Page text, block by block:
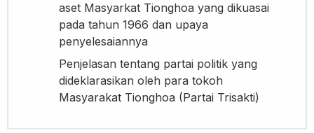
aset Masyarkat Tionghoa yang dikuasai
pada tahun 1966 dan upaya
penyelesaiannya
Penjelasan tentang partai politik yang
dideklarasikan oleh para tokoh
Masyarakat Tionghoa (Partai Trisakti)